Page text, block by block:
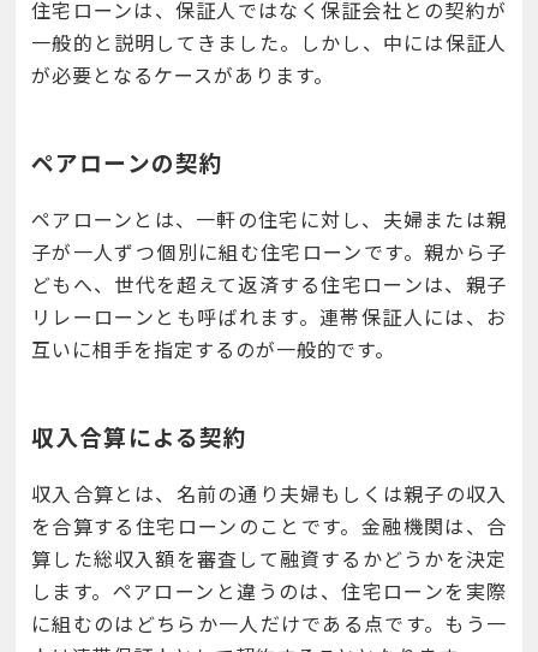
住宅ローンは、保証人ではなく保証会社との契約が
一般的と説明してきました。しかし、中には保証人
が必要となるケースがあります。
ペアローンの契約
ペアローンとは、一軒の住宅に対し、夫婦または親
子が一人ずつ個別に組む住宅ローンです。親から子
どもへ、世代を超えて返済する住宅ローンは、親子
リレーローンとも呼ばれます。連帯保証人には、お
互いに相手を指定するのが一般的です。
収入合算による契約
収入合算とは、名前の通り夫婦もしくは親子の収入
を合算する住宅ローンのことです。金融機関は、合
算した総収入額を審査して融資するかどうかを決定
します。ペアローンと違うのは、住宅ローンを実際
に組むのはどちらか一人だけである点です。もう一